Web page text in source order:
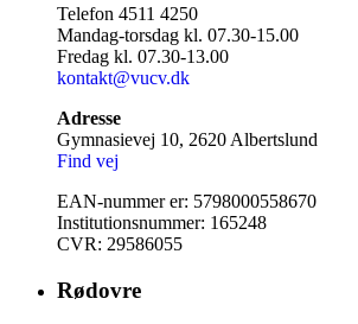
Telefon 4511 4250
Mandag-torsdag kl. 07.30-15.00
Fredag kl. 07.30-13.00
kontakt@vucv.dk
Adresse
Gymnasievej 10, 2620 Albertslund
Find vej
EAN-nummer er: 5798000558670
Institutionsnummer: 165248
CVR: 29586055
Rødovre